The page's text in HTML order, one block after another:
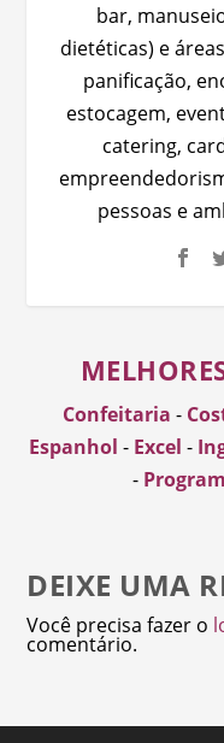
bar,
dietéticas) e
panificação,
estocagem,
catering,
pessoas e
Confeitaria -
Espanhol - Excel -
-
DEIXE UMA
Você precisa fazer o
comentário.